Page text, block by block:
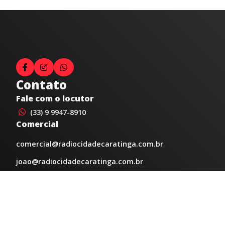
Contato
Fale com o locutor
(33) 9 9947-8910
Comercial
comercial@radiocidadecaratinga.com.br
joao@radiocidadecaratinga.com.br